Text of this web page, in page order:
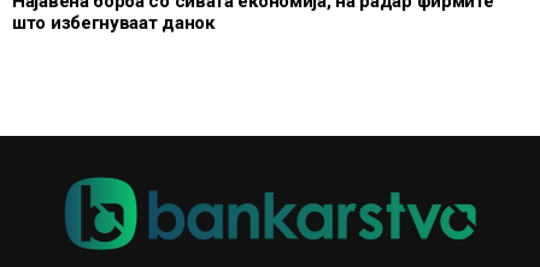
што избегнуваат данок